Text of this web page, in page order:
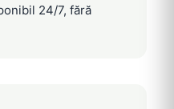
24/7, fără